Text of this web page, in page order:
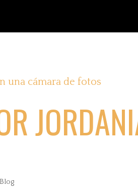
Blog